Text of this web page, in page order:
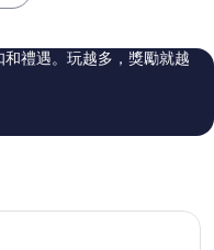
評
論
禮遇。玩越多，獎勵就越